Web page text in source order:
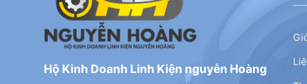
Hộ Kinh Doanh Linh Kiện nguyễn Hoàng